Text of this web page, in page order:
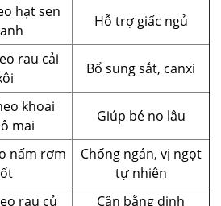
hạt sen
Hỗ trợ giấc ngủ
rau cải
Bổ sung sắt, canxi
khoai
mai
Giúp bé no lâu
nấm rơm
Chống ngán, vị ngọt
tự nhiên
rau củ
Cân bằng dinh